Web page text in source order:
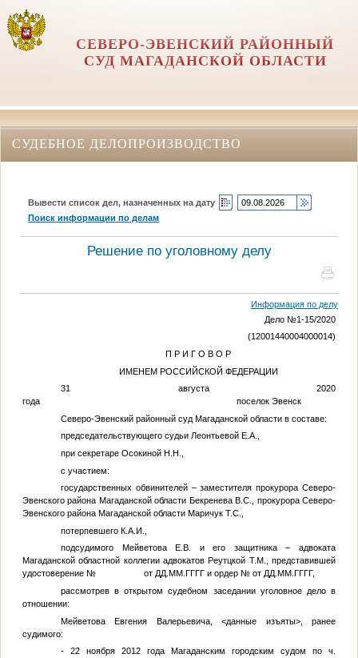
СЕВЕРО-ЭВЕНСКИЙ РАЙОННЫЙ
СУД МАГАДАНСКОЙ ОБЛАСТИ
СУДЕБНОЕ ДЕЛОПРОИЗВОДСТВО
Вывести список дел, назначенных на дату
Поиск информации по делам
Решение по уголовному делу
Информация по делу
Дело №1-15/2020
(12001440004000014)
П Р И Г О В О Р
ИМЕНЕМ РОССИЙСКОЙ ФЕДЕРАЦИИ
31 августа 2020
года поселок Эвенск
Северо-Эвенский районный суд Магаданской области в составе:
председательствующего судьи Леонтьевой Е.А.,
при секретаре Осокиной Н.Н.,
с участием:
государственных обвинителей – заместителя прокурора Северо-
Эвенского района Магаданской области Бекренева В.С., прокурора Северо-
Эвенского района Магаданской области Маричук Т.С.,
потерпевшего К.А.И.
подсудимого Мейветова Е.В. и его защитника – адвоката
Магаданской областной коллегии адвокатов Реутцкой Т.М., представившей
удостоверение №от ДД.ММ.ГГГГи ордер №от ДД.ММ.ГГГГ,
рассмотрев в открытом судебном заседании уголовное дело в
отношении:
Мейветова Евгения Валерьевича,<данные изъяты>, ранее
судимого:
- 22 ноября 2012 года Магаданским городским судом по ч.